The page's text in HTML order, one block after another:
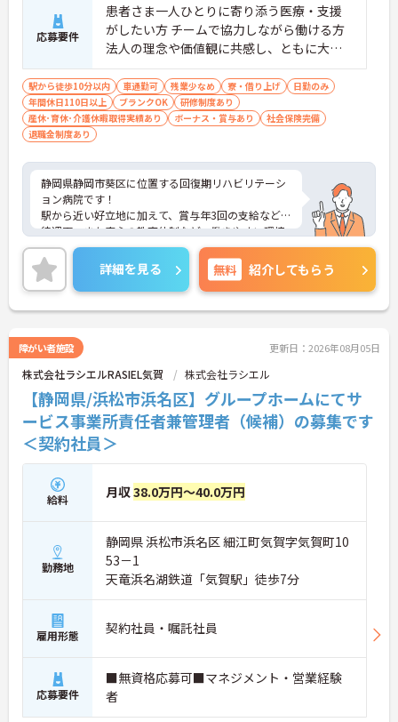
応募要件
患者さま一人ひとりに寄り添う医療・支援
がしたい方 チームで協力しながら働ける方
法人の理念や価値観に共感し、ともに大切
にしてくださる方
駅から徒歩10分以内 車通勤可 残業少なめ 寮・借り上げ
日勤のみ
年間休日110日以上
ブランクOK
研修制度あり
産休･育休･介護休暇取得実績あり
ボーナス・賞与あり
社会保険完備
退職金制度あり
静岡県静岡市葵区に位置する回復期リハビリテーシ
ョン病院です！
駅から近い好立地に加えて、賞与年3回の支給などの
待遇面、また安心の教育体制など、働きやすい環境
が揃っています。
法人内に託児所があり、仕事と家庭を両立しながら
ライフスタイルにあわせて長く就業することができ
る点も魅力の一つです。
★教育体制・キャリア支援
・プリセプター制度あり！
・キャリアラダー制度（段階的キャリアアップ）
・グループ内研修、勉強会を定期的に開催
・資格取得支援制度あり（外部研修・受講料補助）
・役職チャレンジ制度あり
★職場環境
にライフスタイルの変化があっても安心の環境
・職種を超えて相談しやすい風土があります！
・安定した法人基盤と福利厚生で、長く働きやすい
★業界水準を上回る処遇改善の実績と好待遇
・R&Oの賃金は、「経験」「成長」「貢献」がきち
んと反映される仕組みを構築
・職能は3階層9段階に分かれており、役割・責任の
広がりに応じて等級が上がる！
・賞与年3回！
てるだけでなく、資産形成のベースとなる手当とし
て、企業型確定拠出年金（DC）やつみたてNISA等に
活用できる仕組みです。）
詳細を見る 無料 紹介してもらう
障がい者施設 更新日：2026年08月05日
株式会社ラシエルRASIEL気賀 株式会社ラシエル
【静岡県/浜松市浜名区】グループホームにてサ
ービス事業所責任者兼管理者（候補）の募集です
＜契約社員＞
給料 月収38.0万円～40.0万円
勤務地
静岡県 浜松市浜名区 細江町気賀字気賀町10
53－1
天竜浜名湖鉄道「気賀駅」徒歩7分
雇用形態 契約社員・嘱託社員
応募要件
■無資格応募可■マネジメント・営業経験
者